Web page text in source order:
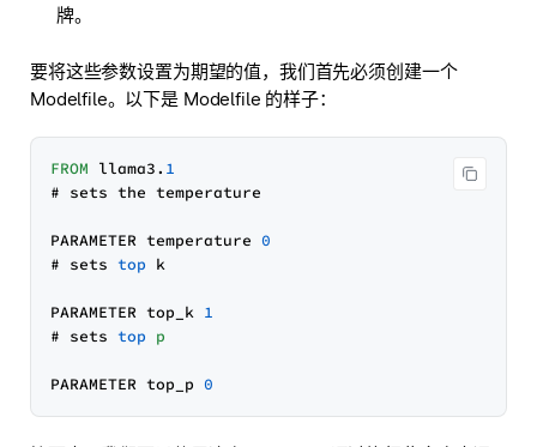
牌。
要将这些参数设置为期望的值，我们首先必须创建一个
Modelfile。以下是 Modelfile 的样子：
FROM llama3. 1
# sets the temperature
PARAMETER temperature 0
# sets top k
PARAMETER top_k 1
# sets top p
PARAMETER top_p 0